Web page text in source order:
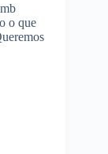
o que